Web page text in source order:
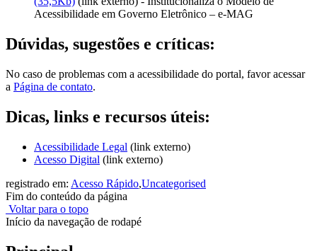
Acessibilidade em Governo Eletrônico – e-MAG
Dúvidas, sugestões e críticas:
No caso de problemas com a acessibilidade do portal, favor acessar
a Página de contato.
Dicas, links e recursos úteis:
Acessibilidade Legal (link externo)
Acesso Digital (link externo)
registrado em: Acesso Rápido,Uncategorised
Fim do conteúdo da página
Voltar para o topo
Início da navegação de rodapé